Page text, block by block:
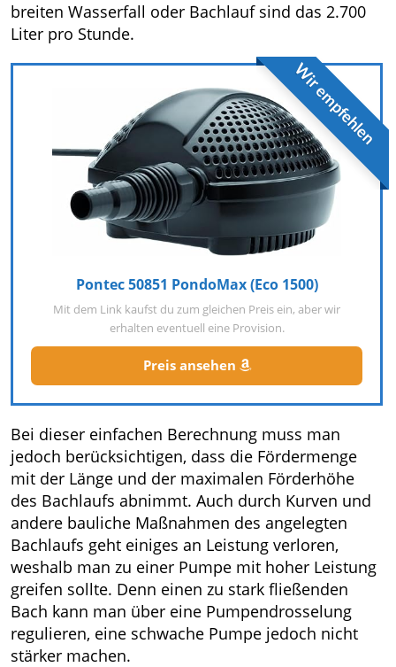
breiten Wasserfall oder Bachlauf sind das 2.700
Liter pro Stunde.
Wir empfehlen
Pontec 50851 PondoMax (Eco 1500)
Mit dem Link kaufst du zum gleichen Preis ein, aber wir
erhalten eventuell eine Provision.
Preis ansehen
Bei dieser einfachen Berechnung muss man
jedoch berücksichtigen, dass die Fördermenge
mit der Länge und der maximalen Förderhöhe
des Bachlaufs abnimmt. Auch durch Kurven und
andere bauliche Maßnahmen des angelegten
Bachlaufs geht einiges an Leistung verloren,
weshalb man zu einer Pumpe mit hoher Leistung
greifen sollte. Denn einen zu stark fließenden
Bach kann man über eine Pumpendrosselung
regulieren, eine schwache Pumpe jedoch nicht
stärker machen.